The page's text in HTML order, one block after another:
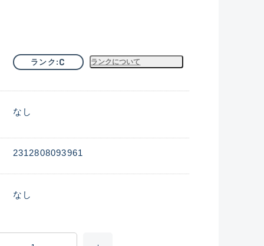
ランク C ランクについて
なし
2312808093961
なし